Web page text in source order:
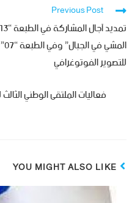
Previous Post
للتصوير الفوتوغرافي
فعاليات الملتقى الوطني
YOU MIGHT ALSO LIKE